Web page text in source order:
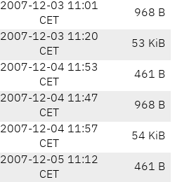
2007-12-03 11:01
CET
968 B
2007-12-03 11:20
CET
53 KiB
2007-12-04 11:53
CET
461 B
2007-12-04 11:47
CET
968 B
2007-12-04 11:57
CET
54 KiB
2007-12-05 11:12
CET
461 B